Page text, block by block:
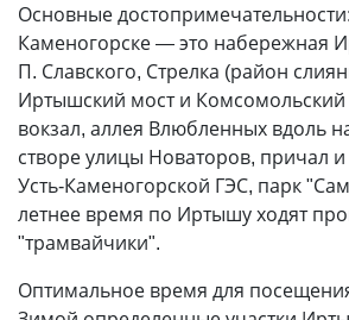
Основные
Каменогорске — это набережная
П. Славского, Стрелка (район
Иртышский мост и Комсомольский
вокзал, аллея Влюбленных вдоль
створе улицы Новаторов, причал
Усть-Каменогорской ГЭС, парк
летнее время по Иртышу ходят
"трамвайчики".
Оптимальное время для